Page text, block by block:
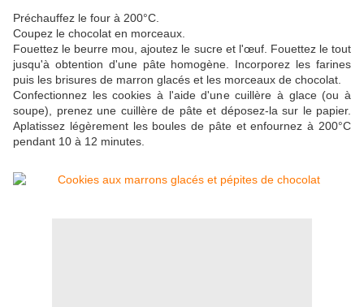
Préchauffez le four à 200°C.
Coupez le chocolat en morceaux.
Fouettez le beurre mou, ajoutez le sucre et l'œuf. Fouettez le tout
jusqu'à obtention d'une pâte homogène. Incorporez les farines
puis les brisures de marron glacés et les morceaux de chocolat.
Confectionnez les cookies à l'aide d'une cuillère à glace (ou à
soupe), prenez une cuillère de pâte et déposez-la sur le papier.
Aplatissez légèrement les boules de pâte et enfournez à 200°C
pendant 10 à 12 minutes.